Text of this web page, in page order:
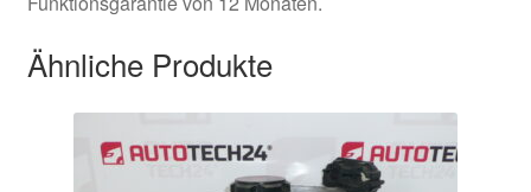
Ähnliche Produkte